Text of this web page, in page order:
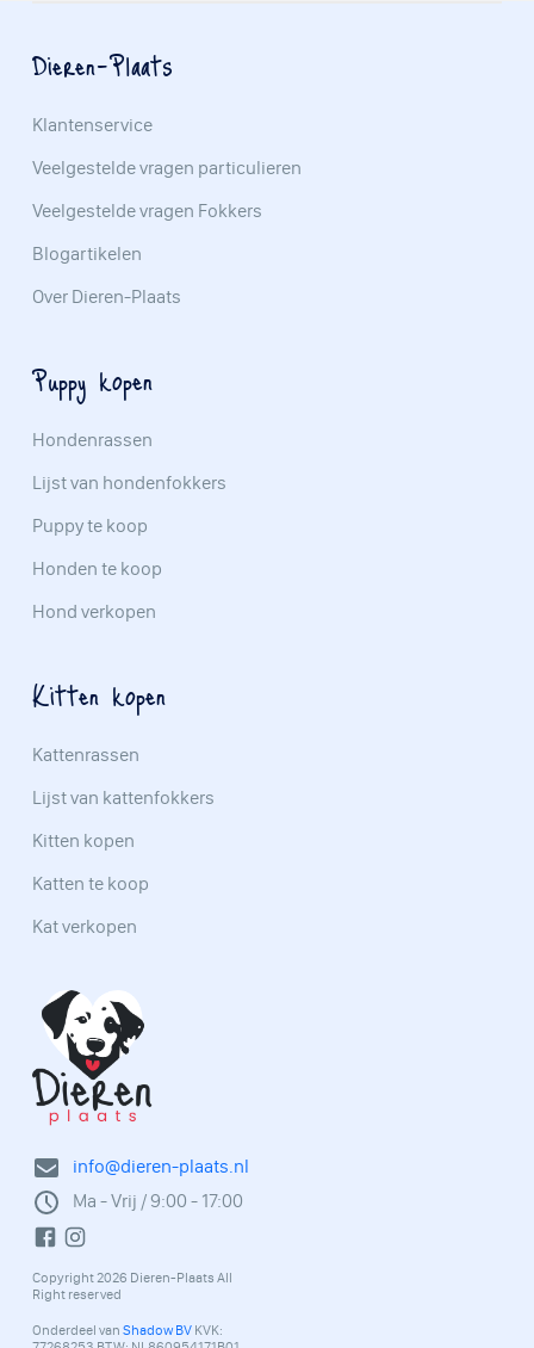
info@dieren-plaats.nl
Ma - Vrij / 9:00 - 17:00
Copyright 2026 Dieren-Plaats All
Right reserved
Onderdeel van Shadow BV KVK:
Dieren-Plaats
Klantenservice
Veelgestelde vragen particulieren
Veelgestelde vragen Fokkers
Blogartikelen
Over Dieren-Plaats
Puppy kopen
Hondenrassen
Lijst van hondenfokkers
Puppy te koop
Honden te koop
Hond verkopen
Kitten kopen
Kattenrassen
Lijst van kattenfokkers
Kitten kopen
Katten te koop
Kat verkopen